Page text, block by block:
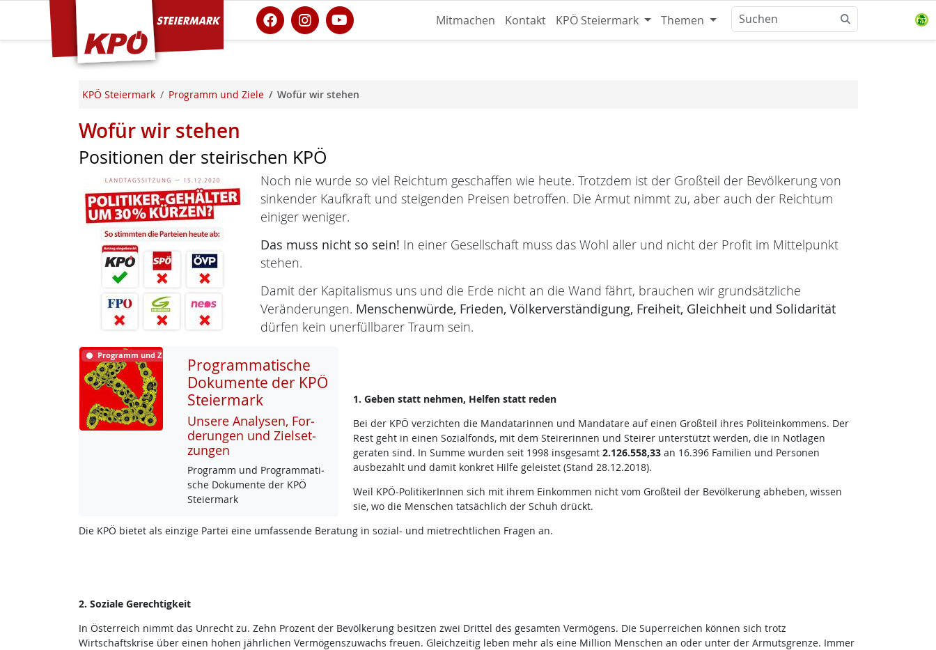
KPÖ Steiermark Mitmachen Kontakt KPÖ Steiermark Themen
KPÖ Steiermark Programm und Ziele Wofür wir stehen
Wofür wir stehen
Positionen der steirischen KPÖ
Noch nie wurde so viel Reichtum geschaffen wie heute. Trotzdem ist der Großteil der Bevölkerung von
sinkender Kaufkraft und steigenden Preisen betroffen. Die Armut nimmt zu, aber auch der Reichtum
einiger weniger.
Das muss nicht so sein! In einer Gesellschaft muss das Wohl aller und nicht der Profit im Mittelpunkt
stehen.
Damit der Kapitalismus uns und die Erde nicht an die Wand fährt, brauchen wir grundsätzliche
Veränderungen. Menschenwürde, Frieden, Völkerverständigung, Freiheit, Gleichheit und Solidarität
dürfen kein unerfüllbarer Traum sein.
Programm und Ziele
Programmatische
Dokumente der KPÖ
Steiermark
Un­se­re Ana­ly­sen, For­
de­run­gen und Ziel­set­
zun­gen
Pro­gramm und Pro­gram­ma­ti­
sche Do­ku­men­te der KPÖ
Stei­er­mark
1. Geben statt nehmen, Helfen statt reden
Bei der KPÖ verzichten die Mandatarinnen und Mandatare auf einen Großteil ihres Politeinkommens. Der
Rest geht in einen Sozialfonds, mit dem Steirerinnen und Steirer unterstützt werden, die in Notlagen
geraten sind. In Summe wurden seit 1998 insgesamt 2.126.558,33 an 16.396 Familien und Personen
ausbezahlt und damit konkret Hilfe geleistet (Stand 28.12.2018).
Weil KPÖ-PolitikerInnen sich mit ihrem Einkommen nicht vom Großteil der Bevölkerung abheben, wissen
sie, wo die Menschen tatsächlich der Schuh drückt.
Die KPÖ bietet als einzige Partei eine umfassende Beratung in sozial- und mietrechtlichen Fragen an.
2. Soziale Gerechtigkeit
In Österreich nimmt das Unrecht zu. Zehn Prozent der Bevölkerung besitzen zwei Drittel des gesamten Vermögens. Die Superreichen können sich trotz
Wirtschaftskrise über einen hohen jährlichen Vermögenszuwachs freuen. Gleichzeitig leben mehr als eine Million Menschen an oder unter der Armutsgrenze. Immer